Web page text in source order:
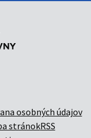
osobných údajov
stránokRSS